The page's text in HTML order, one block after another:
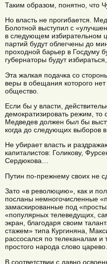
Таким образом, понятно, что
Но власть не прогибается.
Болотной выступил с
в следующем избирательном
партий будут облегчены до
проходной барьер в Госдуму
губернаторы будут
Эта жалкая подачка со
веры в обещания которого
общество.
Если бы у власти,
демократизировать режим,
Медведев должен был бы
когда до следующих выборов
Не убирает власть и
капиталистов: Голикову,
Сердюкова…
Путин по-прежнему своих не
Зато «в революцию», как и
посланы немногочисленные
замаскированные под
«популярных телеведущих,
экран, благодаря своим
стажем» типа Кургиняна,
рассосался по телеканалам и
простого народа слово царево.
В соответствии с давно